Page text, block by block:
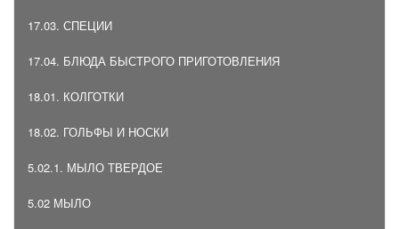
17.03. СПЕЦИИ
17.04. БЛЮДА БЫСТРОГО ПРИГОТОВЛЕНИЯ
18.01. КОЛГОТКИ
18.02. ГОЛЬФЫ И НОСКИ
5.02.1. МЫЛО ТВЕРДОЕ
5.02 МЫЛО